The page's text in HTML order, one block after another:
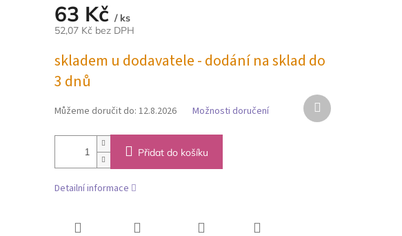
63 Kč / ks
52,07 Kč bez DPH
cena:
skladem u dodavatele - dodání na sklad do
3 dnů
Můžeme doručit do: 12.8.2026 Možnosti doručení
Přidat do košíku
Detailní informace
Další
produkt